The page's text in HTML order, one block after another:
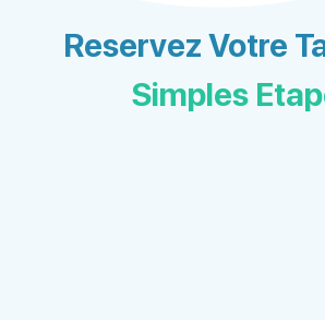
Reservez Votre
Simples